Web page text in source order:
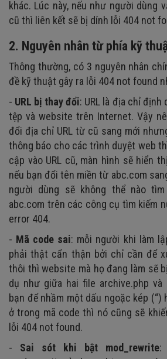
khác. Lúc này, nếu như người dùng
cũ thì liên kết sẽ bị dính lỗi 404 not
2. Nguyên nhân từ phía kỹ
Thông thường, có 3 nguyên nhân
đề kỹ thuật gây ra lỗi 404 not found
- URL bị thay đổi: URL là địa chỉ định
tệp và website trên Internet. Vậy
đổi địa chỉ URL từ cũ sang mới
thông báo cho các trình duyệt web
cập vào URL cũ, màn hình sẽ hiển
nếu bạn đổi tên miền từ abc.com
người dùng sẽ không thể nào
abc.com trên các công cụ tìm kiếm
error 404.
- Mã code sai: mỗi người khi làm
phải thật cẩn thận bởi chỉ cần để
thôi thì website mà họ đang làm sẽ
dụ như giữa hai file archive.php và
bạn để nhầm một dấu ngoặc kép
ở trong mã code thì nó cũng sẽ
lỗi 404 not found.
- Sai sót khi bật mod_rewrite: